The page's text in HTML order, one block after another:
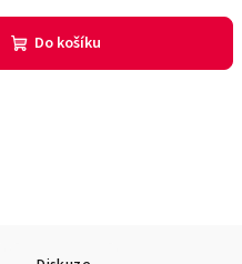
Do košíku